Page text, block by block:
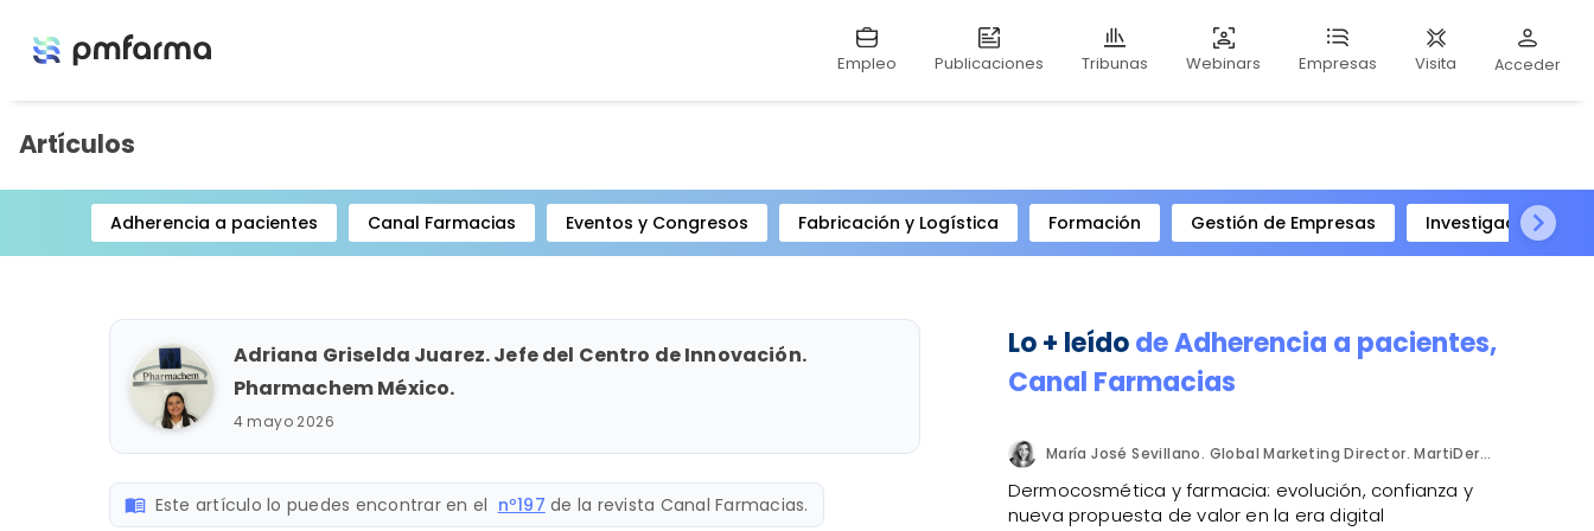
Empleo Publicaciones Tribunas Webinars Empresas Visita Acceder
Artículos
Adherencia a pacientes Canal Farmacias Eventos y Congresos Fabricación y Logística Formación Gestión de Empresas
Investigación
Item
Adriana Griselda Juarez. Jefe del Centro de Innovación.
Pharmachem México.
4 mayo 2026
menu_book Este artículo lo puedes encontrar en el nº197 de la revista Canal Farmacias.
Lo + leídodeAdherencia a pacientes,
Canal Farmacias
María José Sevillano. Global Marketing Director. MartiDerm.
Dermocosmética y farmacia: evolución, confianza y
nueva propuesta de valor en la era digital